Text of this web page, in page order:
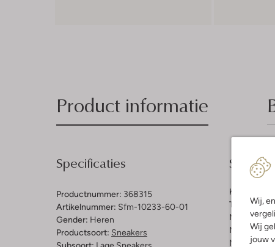
Wij,
Wij
jouw
Product informatie
Specificaties
Productnummer: 368315
Artikelnummer: Sfm-10233-60-01
Gender: Heren
Productsoort: Sneakers
Kleur:
Trends:
Materiaal
Materiaal
Materiaal